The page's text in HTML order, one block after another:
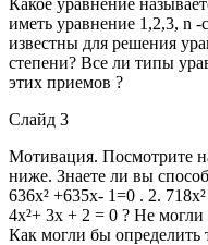
иметь уравнение 1,2,3, n
известны для решения
степени? Все ли типы
этих приемов ?
Слайд 3
Мотивация. Посмотрите
ниже. Знаете ли вы
636х² +635х- 1=0 . 2.
4х²+ 3х + 2 = 0 ? Не
Как могли бы определить